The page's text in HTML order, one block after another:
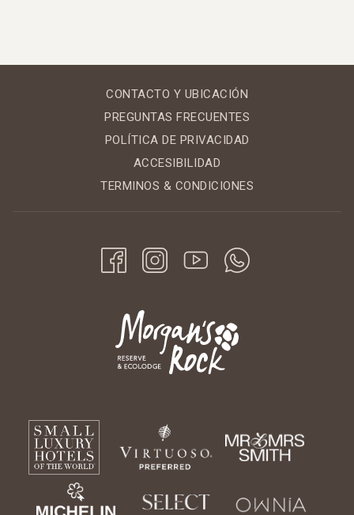
CONTACTO Y UBICACIÓN
PREGUNTAS FRECUENTES
POLÍTICA DE PRIVACIDAD
ACCESIBILIDAD
TERMINOS & CONDICIONES